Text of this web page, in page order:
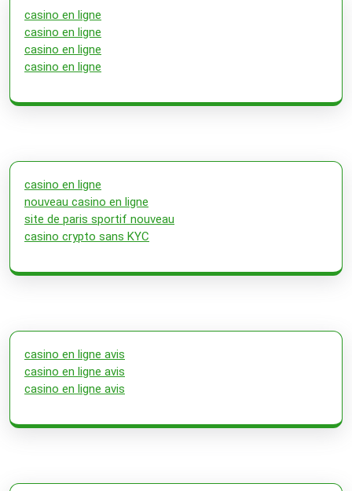
casino en ligne
casino en ligne
casino en ligne
casino en ligne
casino en ligne
nouveau casino en ligne
site de paris sportif nouveau
casino crypto sans KYC
casino en ligne avis
casino en ligne avis
casino en ligne avis